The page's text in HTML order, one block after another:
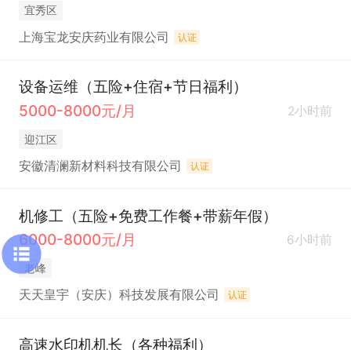
宜秀区
上海宝龙安庆药业有限公司 认证
设备运维（五险+住宿+节日福利）
5000-8000元/月
2小时前
迎江区
安徽清澜新材料科技有限公司 认证
机修工（五险+免费工作餐+带薪年假）
6000-8000元/月
6小时前
老峰
天天皇宇（安庆）科技发展有限公司 认证
高速水印机机长（各种福利）